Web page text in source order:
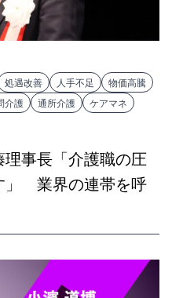
処遇改善 人手不足
物価高騰
介護 通所介護
ケアマネ
事長「介護職の圧
」 業界の連帯を呼